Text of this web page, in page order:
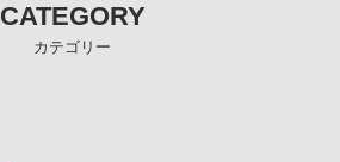
CATEGORY
カテゴリー